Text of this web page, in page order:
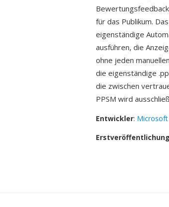
für das Publikum.
eigenständige
ausführen, die
ohne jeden
die eigenständige
die zwischen
PPSM wird
Entwickler: Microsoft
Erstveröffentlichung